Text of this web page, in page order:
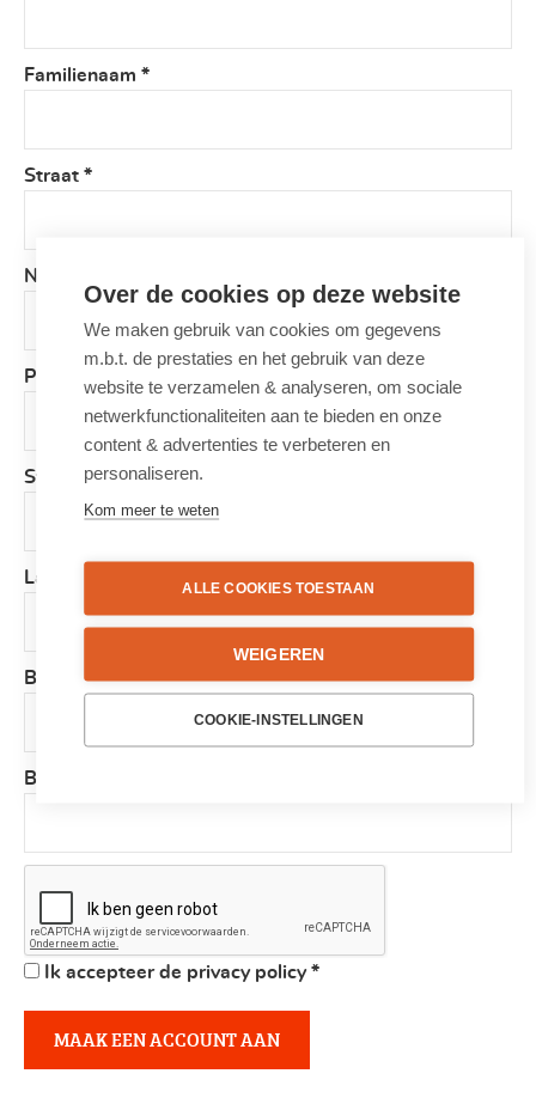
Familienaam *
Straat *
Nummer
Postcode
Stad
Land
Bedrijf
BTW-nummer
Ik accepteer de privacy policy*
Over de cookies op deze website
We maken gebruik van cookies om gegevens
m.b.t. de prestaties en het gebruik van deze
website te verzamelen & analyseren, om sociale
netwerkfunctionaliteiten aan te bieden en onze
content & advertenties te verbeteren en
personaliseren.
Kom meer te weten
ALLE COOKIES TOESTAAN
WEIGEREN
COOKIE-INSTELLINGEN